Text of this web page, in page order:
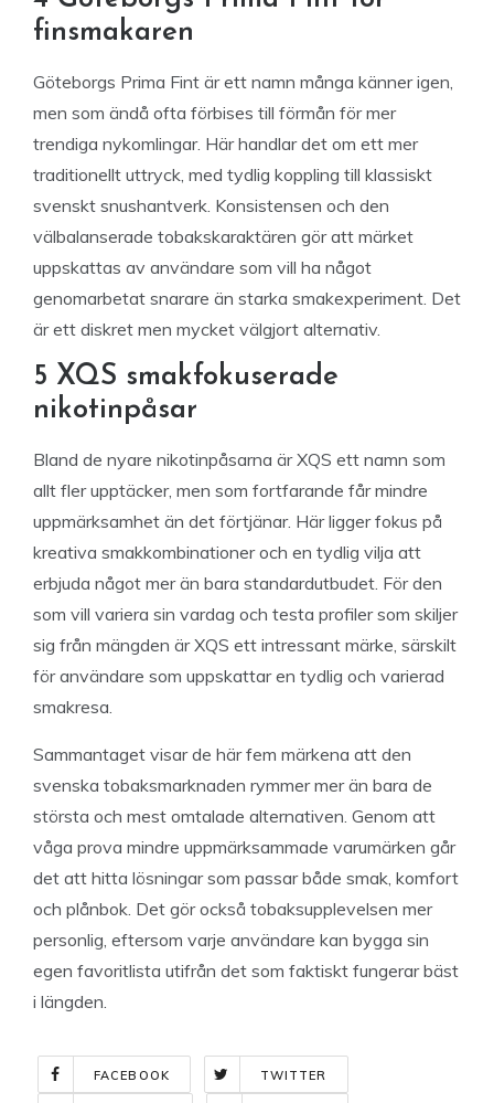
finsmakaren
Göteborgs Prima Fint är ett namn många känner igen,
men som ändå ofta förbises till förmån för mer
trendiga nykomlingar. Här handlar det om ett mer
traditionellt uttryck, med tydlig koppling till klassiskt
svenskt snushantverk. Konsistensen och den
välbalanserade tobakskaraktären gör att märket
uppskattas av användare som vill ha något
genomarbetat snarare än starka smakexperiment. Det
är ett diskret men mycket välgjort alternativ.
5 XQS smakfokuserade
nikotinpåsar
Bland de nyare nikotinpåsarna är XQS ett namn som
allt fler upptäcker, men som fortfarande får mindre
uppmärksamhet än det förtjänar. Här ligger fokus på
kreativa smakkombinationer och en tydlig vilja att
erbjuda något mer än bara standardutbudet. För den
som vill variera sin vardag och testa profiler som skiljer
sig från mängden är XQS ett intressant märke, särskilt
för användare som uppskattar en tydlig och varierad
smakresa.
Sammantaget visar de här fem märkena att den
svenska tobaksmarknaden rymmer mer än bara de
största och mest omtalade alternativen. Genom att
våga prova mindre uppmärksammade varumärken går
det att hitta lösningar som passar både smak, komfort
och plånbok. Det gör också tobaksupplevelsen mer
personlig, eftersom varje användare kan bygga sin
egen favoritlista utifrån det som faktiskt fungerar bäst
i längden.
FACEBOOK TWITTER